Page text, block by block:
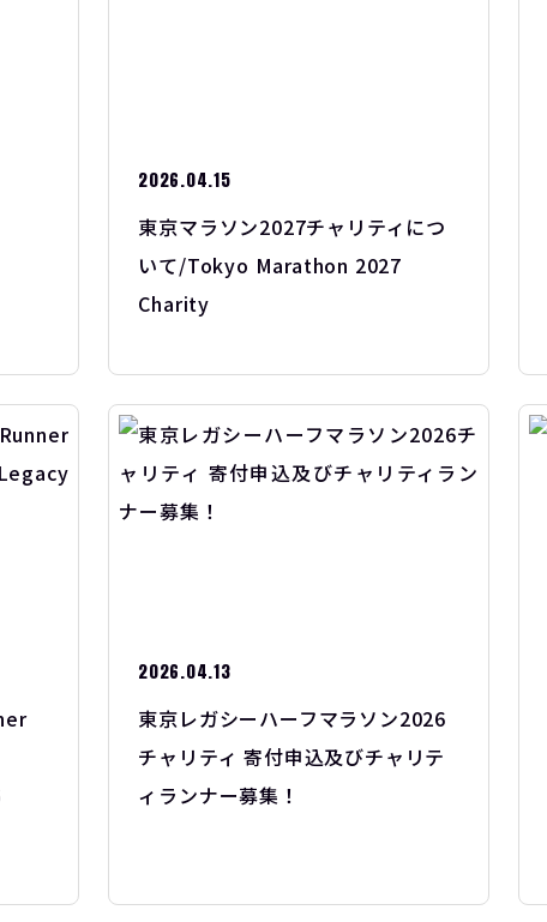
2026.04.15
東京マラソン2027チャリティにつ
いて/Tokyo Marathon 2027
Charity
2026.04.13
東京レガシーハーフマラソン2026
チャリティ 寄付申込及びチャリテ
ィランナー募集！